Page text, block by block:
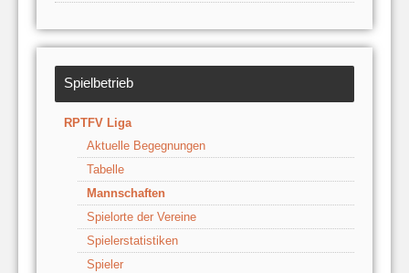
Spielbetrieb
RPTFV Liga
Aktuelle Begegnungen
Tabelle
Mannschaften
Spielorte der Vereine
Spielerstatistiken
Spieler